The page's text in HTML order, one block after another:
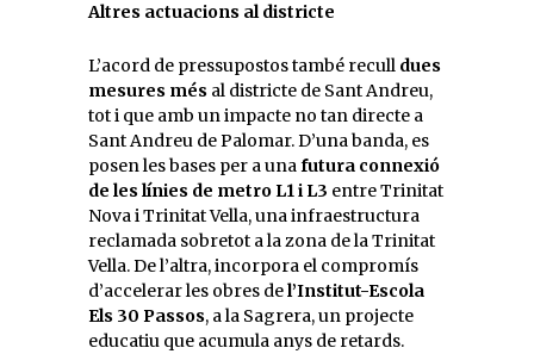
Altres actuacions al districte
L’acord de pressupostos també recull dues
mesures més al districte de Sant Andreu,
tot i que amb un impacte no tan directe a
Sant Andreu de Palomar. D’una banda, es
posen les bases per a unafutura connexió
de les línies de metro L1 i L3 entre Trinitat
Nova i Trinitat Vella, una infraestructura
reclamada sobretot a la zona de la Trinitat
Vella. De l’altra, incorpora el compromís
d’accelerar les obres del’Institut-Escola
Els 30 Passos, a la Sagrera, un projecte
educatiu que acumula anys de retards.